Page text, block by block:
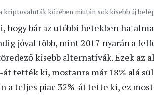
kriptovaluták körében miután sok kisebb új
hogy bár az utóbbi hetekben
jóval több, mint 2017 nyarán a
kisebb alternatívák. Ezek az
tették ki, mostanra már 18% alá
a teljes piac 32%-át tette ki, ez